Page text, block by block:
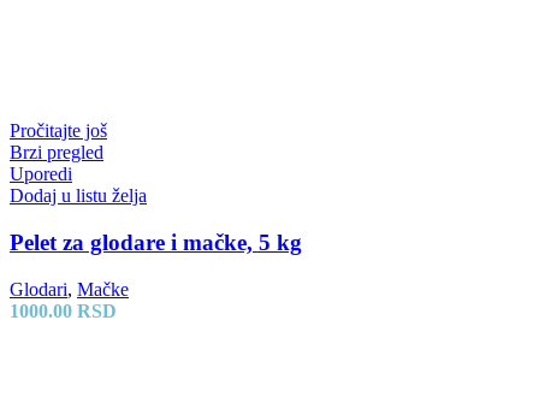
Pročitajte još
Brzi pregled
Uporedi
Dodaj u listu želja
Pelet za glodare i mačke, 5 kg
Glodari, Mačke
1000.00 RSD